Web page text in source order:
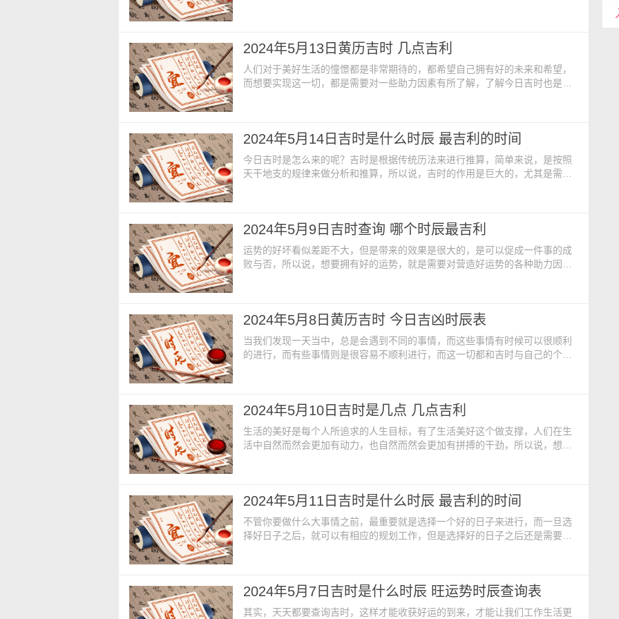
19:00【胎神占方】：占大门外正南【宜】：打猎 针
2024年5月13日黄历吉时 几点吉利
人们对于美好生活的憧憬都是非常期待的，都希望自己拥有好的未来和希望，
而想要实现这一切，都是需要对一些助力因素有所了解，了解今日吉时也是了
占方】：占仓库厕外西南【宜】：祭祀 疗目 会
2024年5月14日吉时是什么时辰 最吉利的时间
今日吉时是怎么来的呢？吉时是根据传统历法来进行推算，简单来说，是按照
天干地支的规律来做分析和推算，所以说，吉时的作用是巨大的，尤其是需要
方】：占房床炉外正南【宜】：【忌】：2024年
2024年5月9日吉时查询 哪个时辰最吉利
运势的好坏看似差距不大，但是带来的效果是很大的，是可以促成一件事的成
败与否，所以说，想要拥有好的运势，就是需要对营造好运势的各种助力因素
方】：占房床门外西南【宜】：扫除 迁坟 结婚【忌】
2024年5月8日黄历吉时 今日吉凶时辰表
当我们发现一天当中，总是会遇到不同的事情，而这些事情有时候可以很顺利
的进行，而有些事情则是很容易不顺利进行，而这一切都和吉时与自己的个人
方】：占仓库炉外西南【宜】：整甲 旅游 下葬
2024年5月10日吉时是几点 几点吉利
生活的美好是每个人所追求的人生目标，有了生活美好这个做支撑，人们在生
活中自然而然会更加有动力，也自然而然会更加有拼搏的干劲，所以说，想要
占门鸡栖外西南【宜】：开仓库 开生坟 大事勿
2024年5月11日吉时是什么时辰 最吉利的时间
不管你要做什么大事情之前，最重要就是选择一个好的日子来进行，而一旦选
择好日子之后，就可以有相应的规划工作，但是选择好的日子之后还是需要做
方】：占碓磨床外西南【宜】：求嗣 修造 装修
2024年5月7日吉时是什么时辰 旺运势时辰查询表
其实，天天都要查询吉时，这样才能收获好运的到来，才能让我们工作生活更